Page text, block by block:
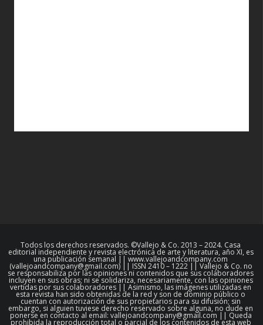
Todos los derechos reservados. ©Vallejo & Co. 2013 – 2024. Casa
editorial independiente y revista electrónica de arte y literatura, año XI, es
una publicación semanal || www.vallejoandcompany.com
(vallejoandcompany@gmail.com) || ISSN 2410 – 1222 || Vallejo & Co. no
se responsabiliza por las opiniones ni contenidos que sus colaboradores
incluyen en sus obras; ni se solidariza, necesariamente, con las opiniones
vertidas por sus colaboradores || Asimismo, las imágenes utilizadas en
esta revista han sido obtenidas de la red y son de dominio público o
cuentan con autorización de sus propietarios para su difusión; sin
embargo, si alguien tuviese derecho reservado sobre alguna, no dude en
ponerse en contacto al email: vallejoandcompany@gmail.com || Queda
prohibida la reproducción total o parcial de los contenidos de esta web